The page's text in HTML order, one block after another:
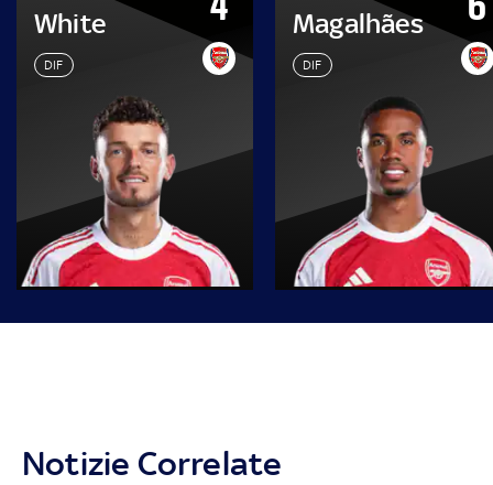
White
DIF
Magalhães
DIF
Notizie Correlate